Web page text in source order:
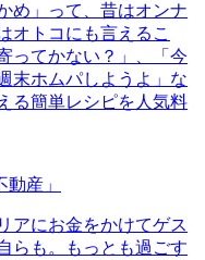
め」って、昔はオンナ
オトコにも言えるこ
ってかない？」、「今
末ホムパしようよ」な
る簡単レシピを人気料
産」
アにお金をかけてゲス
らも。もっとも過ごす